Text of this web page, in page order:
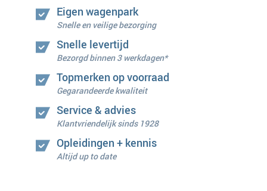
Eigen wagenpark
Snelle en veilige bezorging
Snelle levertijd
Bezorgd binnen 3 werkdagen*
Topmerken op voorraad
Gegarandeerde kwaliteit
Service & advies
Klantvriendelijk sinds 1928
Opleidingen + kennis
Altijd up to date